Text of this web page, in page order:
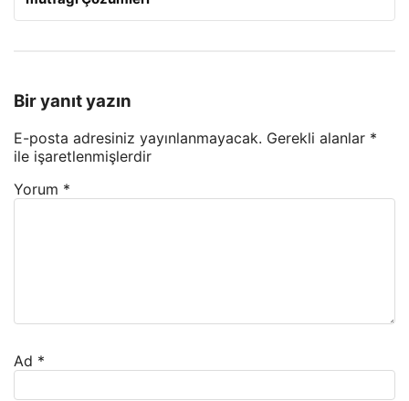
Bir yanıt yazın
E-posta adresiniz yayınlanmayacak. Gerekli alanlar *
ile işaretlenmişlerdir
Yorum *
Ad *